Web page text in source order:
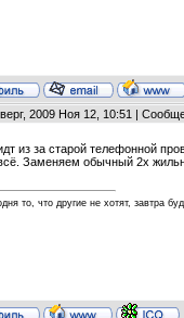
2009 Ноя 12, 10:51 |
из за старой телефонной
Заменяем обычный 2х
то, что другие не хотят, завтра